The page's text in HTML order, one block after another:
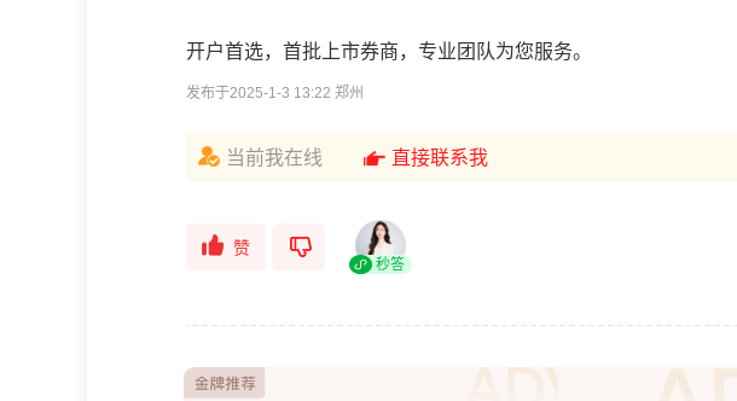
开户首选，首批上市券商，专业团队为您服务。
发布于2025-1-3 13:22 郑州
当前我在线 直接联系我
赞
秒答